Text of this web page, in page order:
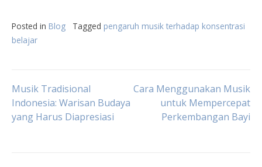
Posted in Blog Tagged pengaruh musik terhadap konsentrasi
belajar
Post
navigation
Musik Tradisional
Indonesia: Warisan Budaya
yang Harus Diapresiasi
Cara Menggunakan Musik
untuk Mempercepat
Perkembangan Bayi